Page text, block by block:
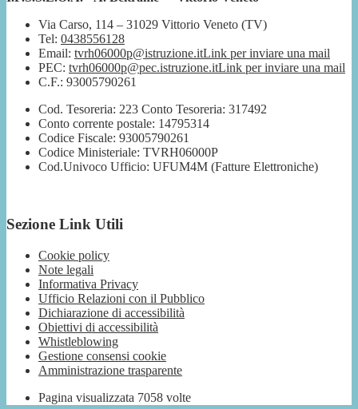
Via Carso, 114 – 31029 Vittorio Veneto (TV)
Tel: 0438556128
Email: tvrh06000p@istruzione.itLink per inviare una mail
PEC: tvrh06000p@pec.istruzione.itLink per inviare una mail
C.F.: 93005790261
Cod. Tesoreria: 223 Conto Tesoreria: 317492
Conto corrente postale: 14795314
Codice Fiscale: 93005790261
Codice Ministeriale: TVRH06000P
Cod.Univoco Ufficio: UFUM4M (Fatture Elettroniche)
Sezione Link Utili
Cookie policy
Note legali
Informativa Privacy
Ufficio Relazioni con il Pubblico
Dichiarazione di accessibilità
Obiettivi di accessibilità
Whistleblowing
Gestione consensi cookie
Amministrazione trasparente
Pagina visualizzata 7058 volte